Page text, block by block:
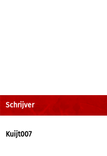
Schrijver
Kuijt007